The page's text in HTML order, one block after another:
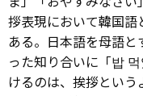
拶表現において韓国
ある。日本語を母語
った知り合いに「밥
けるのは、挨拶とい